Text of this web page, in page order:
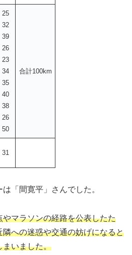
25
32
39
26
23
34
35
40
38
26
50
合計100km
31
「間寛平」さんでした。
やマラソンの経路を公表したた
への迷惑や交通の妨げになると
まいました。